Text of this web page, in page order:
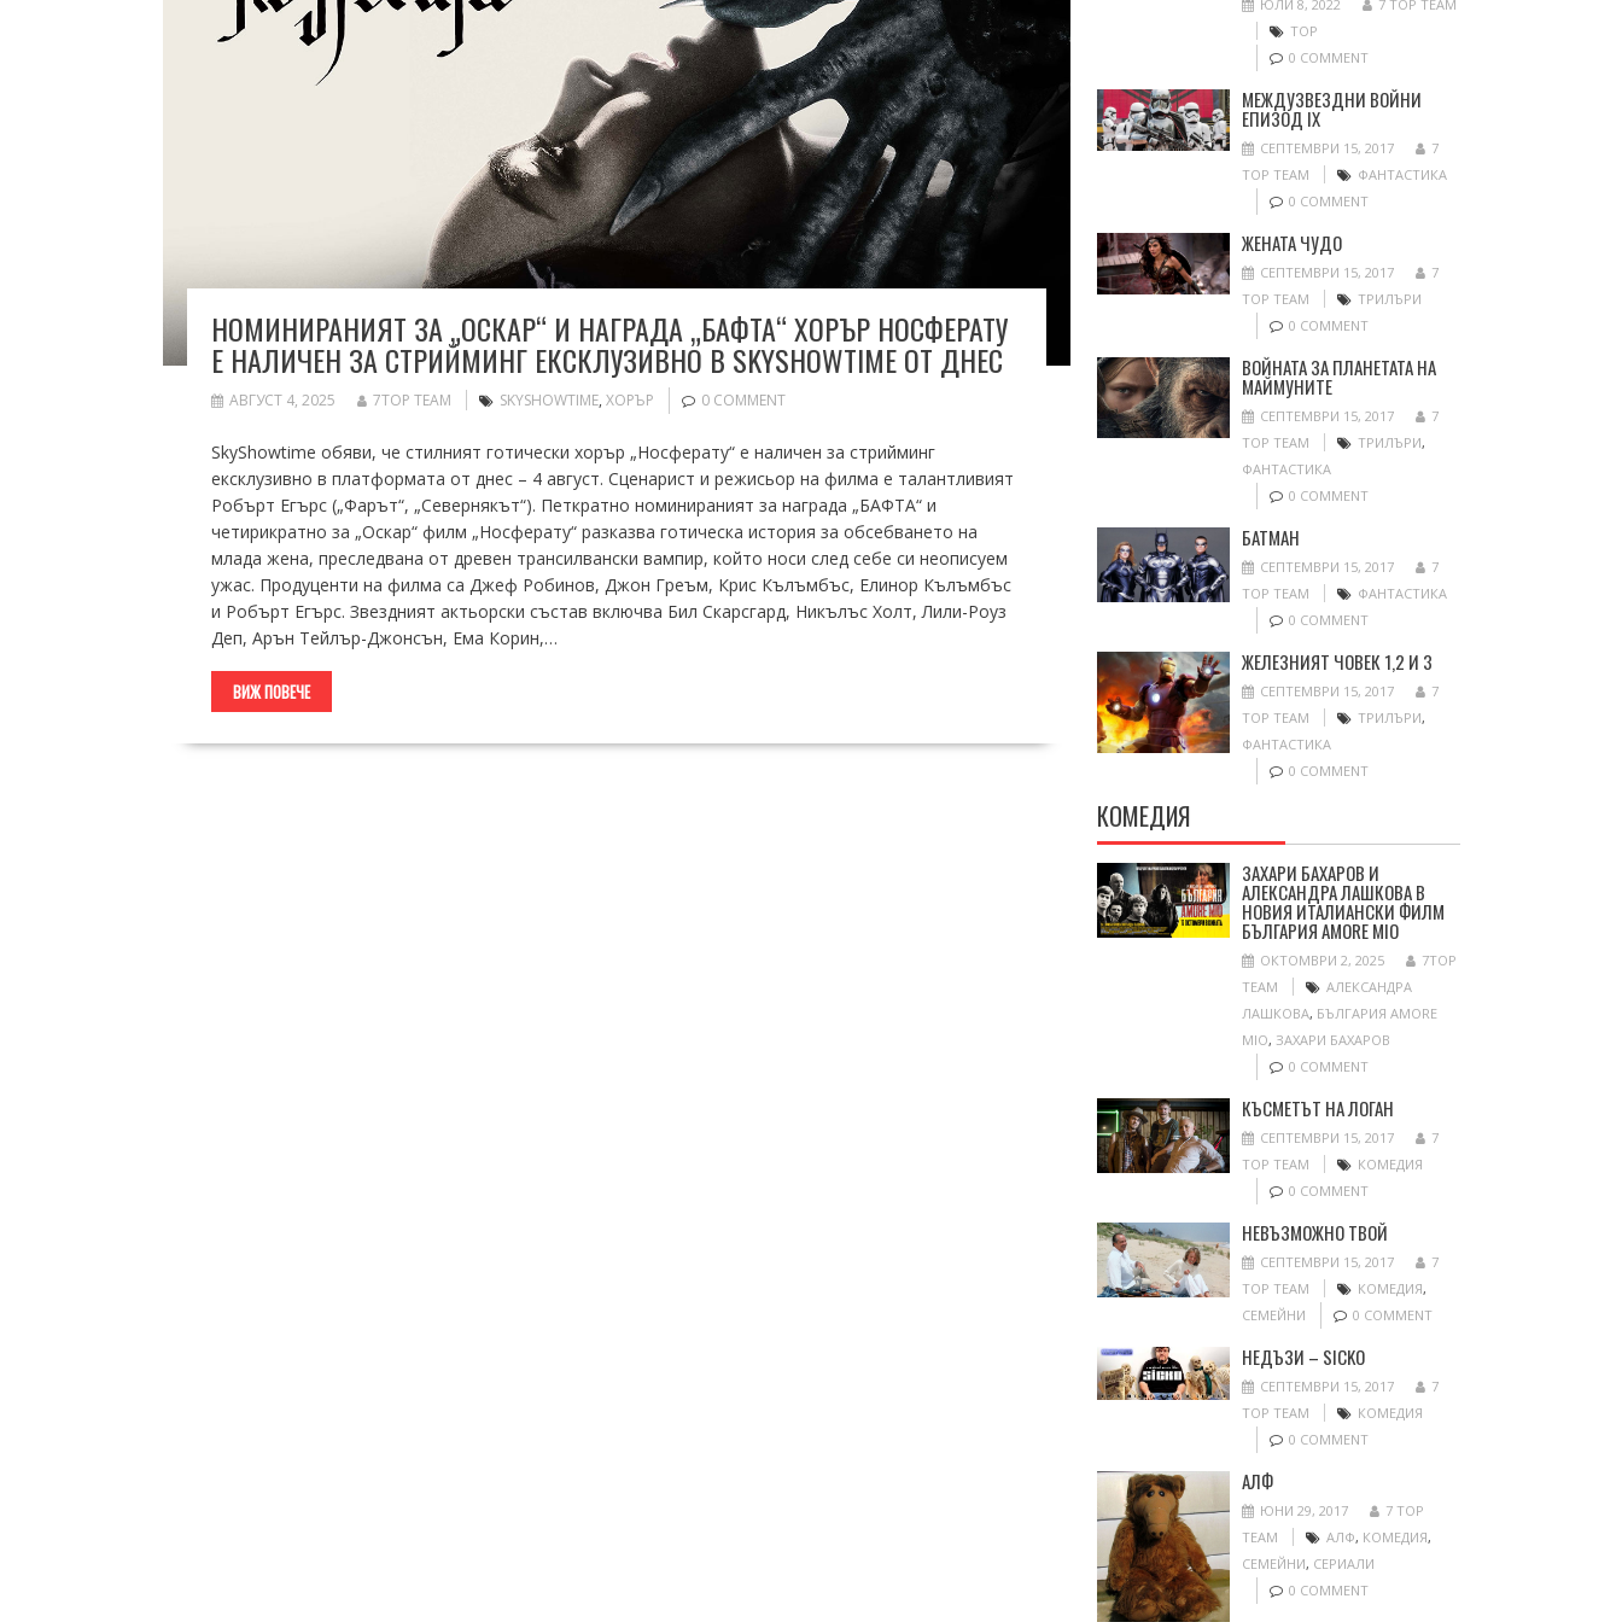
НОМИНИРАНИЯТ ЗА „ОСКАР“ И НАГРАДА „БАФТА“ ХОРЪР НОСФЕРАТУ
Е НАЛИЧЕН ЗА СТРИЙМИНГ ЕКСКЛУЗИВНО В SKYSHOWTIME ОТ ДНЕС
АВГУСТ 4, 2025 7TOP TEAM SKYSHOWTIME, ХОРЪР 0 COMMENT
SkyShowtime обяви, че стилният готически хорър „Носферату“ е наличен за стрийминг
ексклузивно в платформата от днес – 4 август. Сценарист и режисьор на филма е талантливият
Робърт Егърс („Фарът“, „Севернякът“). Петкратно номинираният за награда „БАФТА“ и
четирикратно за „Оскар“ филм „Носферату“ разказва готическа история за обсебването на
млада жена, преследвана от древен трансилвански вампир, който носи след себе си неописуем
ужас. Продуценти на филма са Джеф Робинов, Джон Греъм, Крис Кълъмбъс, Елинор Кълъмбъс
и Робърт Егърс. Звездният актьорски състав включва Бил Скарсгард, Никълъс Холт, Лили-Роуз
Деп, Арън Тейлър-Джонсън, Ема Корин,…
ВИЖ ПОВЕЧЕ
ЮЛИ 8, 2022
7 TOP TEAM
ТОР
0 COMMENT
МЕЖДУЗВЕЗДНИ ВОЙНИ
ЕПИЗОД IX
СЕПТЕМВРИ 15, 2017
7
TOP TEAM
ФАНТАСТИКА
0 COMMENT
ЖЕНАТА ЧУДО
СЕПТЕМВРИ 15, 2017
7
TOP TEAM
ТРИЛЪРИ
0 COMMENT
ВОЙНАТА ЗА ПЛАНЕТАТА НА
МАЙМУНИТЕ
СЕПТЕМВРИ 15, 2017
7
TOP TEAM
ТРИЛЪРИ,
ФАНТАСТИКА
0 COMMENT
БАТМАН
СЕПТЕМВРИ 15, 2017
7
TOP TEAM
ФАНТАСТИКА
0 COMMENT
ЖЕЛЕЗНИЯТ ЧОВЕК 1,2 И 3
СЕПТЕМВРИ 15, 2017
7
TOP TEAM
ТРИЛЪРИ,
ФАНТАСТИКА
0 COMMENT
КОМЕДИЯ
ЗАХАРИ БАХАРОВ И
АЛЕКСАНДРА ЛАШКОВА В
НОВИЯ ИТАЛИАНСКИ ФИЛМ
БЪЛГАРИЯ AMORE MIO
ОКТОМВРИ 2, 2025
7TOP
TEAM
АЛЕКСАНДРА
ЛАШКОВА, БЪЛГАРИЯ AMORE
MIO, ЗАХАРИ БАХАРОВ
0 COMMENT
КЪСМЕТЪТ НА ЛОГАН
СЕПТЕМВРИ 15, 2017
7
TOP TEAM
КОМЕДИЯ
0 COMMENT
НЕВЪЗМОЖНО ТВОЙ
СЕПТЕМВРИ 15, 2017
7
TOP TEAM
КОМЕДИЯ,
СЕМЕЙНИ
0 COMMENT
НЕДЪЗИ – SICKO
СЕПТЕМВРИ 15, 2017
7
TOP TEAM
КОМЕДИЯ
0 COMMENT
АЛФ
ЮНИ 29, 2017
7 TOP
TEAM
АЛФ, КОМЕДИЯ,
СЕМЕЙНИ, СЕРИАЛИ
0 COMMENT